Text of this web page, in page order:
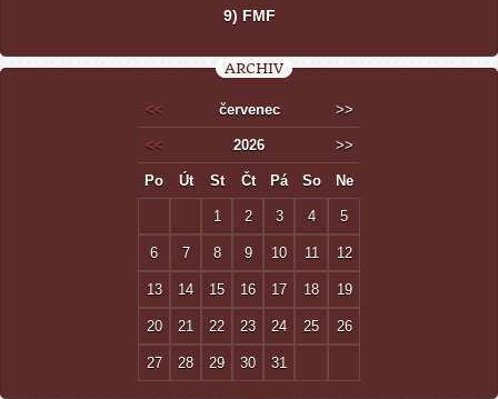
9) FMF
ARCHIV
<< červenec >>
<< 2026 >>
Po Út St Čt Pá So Ne
1 2 3 4 5
6 7 8 9 10 11 12
13 14 15 16 17 18 19
20 21 22 23 24 25 26
27 28 29 30 31